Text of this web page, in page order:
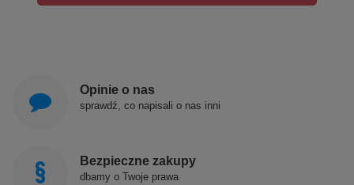
Opinie o nas
sprawdź, co napisali o nas inni
Bezpieczne zakupy
dbamy o Twoje prawa